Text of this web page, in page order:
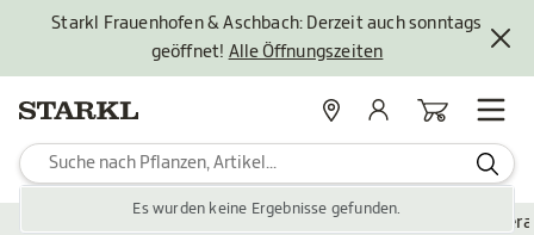
Starkl Frauenhofen & Aschbach: Derzeit auch sonntags
geöffnet! Alle Öffnungszeiten
Es wurden keine Ergebnisse gefunden.
StandorteMein KontoWarenkorb
Zubehör Gartengestaltung